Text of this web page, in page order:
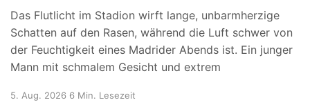
Das Flutlicht im Stadion wirft lange, unbarmherzige
Schatten auf den Rasen, während die Luft schwer von
der Feuchtigkeit eines Madrider Abends ist. Ein junger
Mann mit schmalem Gesicht und extrem
5. Aug. 2026 6 Min. Lesezeit